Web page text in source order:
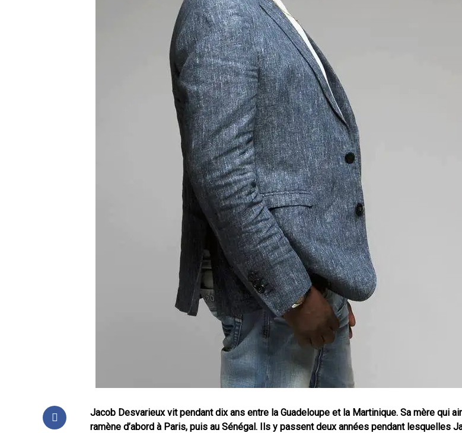
Jacob Desvarieux vit pendant dix ans entre la Guadeloupe et la Martinique. Sa mère qui
ramène d’abord à Paris, puis au Sénégal. Ils y passent deux années pendant lesquelles